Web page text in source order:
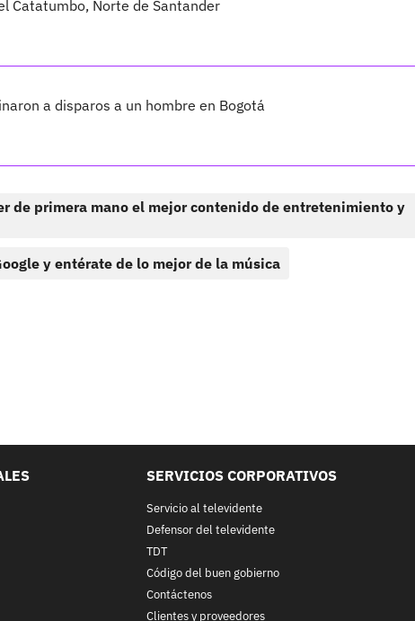
Catatumbo, Norte de Santander
a disparos a un hombre en Bogotá
de primera mano el mejor contenido de entretenimiento y
y entérate de lo mejor de la música
SERVICIOS CORPORATIVOS
Servicio al televidente
Defensor del televidente
TDT
Código del buen gobierno
Contáctenos
Clientes y proveedores